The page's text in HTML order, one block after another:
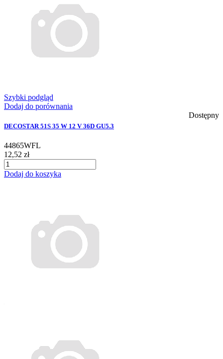
Szybki podgląd
Dodaj do porównania
Dostępny
DECOSTAR 51S 35 W 12 V 36D GU5.3
44865WFL
12,52 zł
Dodaj do koszyka